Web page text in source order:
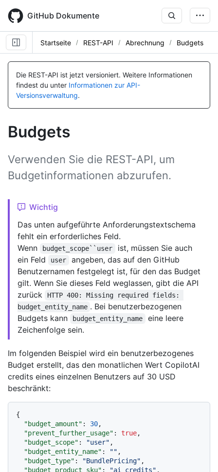
main
content
GitHub Dokumente
Startseite REST-API Abrechnung Budgets
Die REST-API ist jetzt versioniert. Weitere Informationen
findest du unter Informationen zur API-
Versionsverwaltung.
Budgets
Verwenden Sie die REST-API, um
Budgetinformationen abzurufen.
Wichtig
Das unten aufgeführte Anforderungstextschema
fehlt ein erforderliches Feld.
Wenn
budget_scope``user
ist, müssen Sie auch
ein Feld
user
angeben, das auf den GitHub
Benutzernamen festgelegt ist, für den das Budget
gilt. Wenn Sie dieses Feld weglassen, gibt die API
zurück
HTTP 400: Missing required fields:
budget_entity_name . Bei benutzerbezogenen
Budgets kann
budget_entity_name
eine leere
Zeichenfolge sein.
Im folgenden Beispiel wird ein benutzerbezogenes
Budget erstellt, das den monatlichen Wert CopilotAI
credits eines einzelnen Benutzers auf 30 USD
beschränkt:
{
"budget_amount" : 30,
"prevent_further_usage" : true,
"budget_scope" : "user" ,
"budget_entity_name" : "" ,
"budget_type" : "BundlePricing" ,
"budget_product_sku" : "ai_credits" ,
Name, Typ,
BESCHREIBUNG
Name, Typ,
BESCHREIBUNG
Name, Typ,
BESCHREIBUNG
Name, Typ,
BESCHREIBUNG
Name, Typ,
BESCHREIBUNG
Name, Typ,
BESCHREIBUNG
Name, Typ,
BESCHREIBUNG
Name, Typ,
BESCHREIBUNG
Name, Typ,
BESCHREIBUNG
Name, Typ,
BESCHREIBUNG
Name, Typ,
BESCHREIBUNG
Name, Typ,
BESCHREIBUNG
Name, Typ,
BESCHREIBUNG